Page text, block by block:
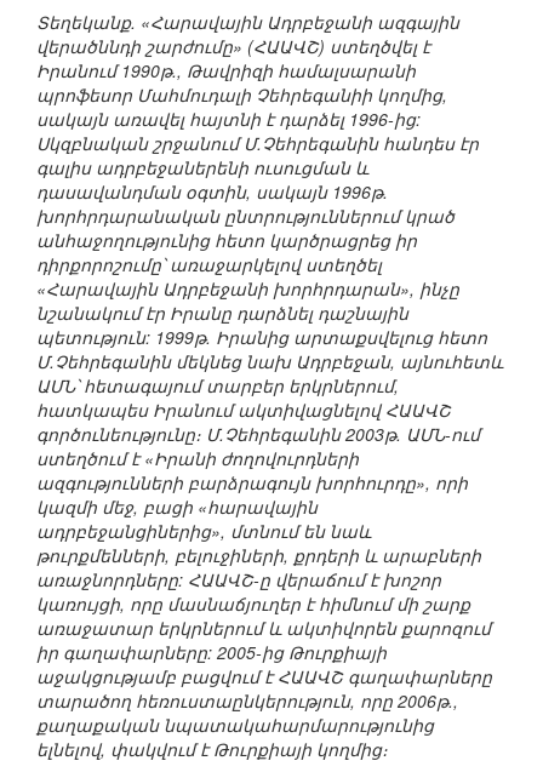
Տեղեկանք. «Հարավային Ադրբեջանի ազգային
վերածննդի շարժումը» (ՀԱԱՎՇ) ստեղծվել է
Իրանում 1990թ., Թավրիզի համալսարանի
պրոֆեսոր Մահմուդալի Չեհրեգանիի կողմից,
սակայն առավել հայտնի է դարձել 1996-ից:
Սկզբնական շրջանում Մ.Չեհրեգանին հանդես էր
գալիս ադրբեջաներենի ուսուցման և
դասավանդման օգտին, սակայն 1996թ.
խորհրդարանական ընտրություններում կրած
անհաջողությունից հետո կարծրացրեց իր
դիրքորոշումը՝ առաջարկելով ստեղծել
«Հարավային Ադրբեջանի խորհրդարան», ինչը
նշանակում էր Իրանը դարձնել դաշնային
պետություն: 1999թ. Իրանից արտաքսվելուց հետո
Մ.Չեհրեգանին մեկնեց նախ Ադրբեջան, այնուհետև
ԱՄՆ՝ հետագայում տարբեր երկրներում,
հատկապես Իրանում ակտիվացնելով ՀԱԱՎՇ
գործունեությունը։ Մ.Չեհրեգանին 2003թ. ԱՄՆ-ում
ստեղծում է «Իրանի ժողովուրդների
ազգությունների բարձրագույն խորհուրդը», որի
կազմի մեջ, բացի «հարավային
ադրբեջանցիներից», մտնում են նաև
թուրքմենների, բելուջիների, քրդերի և արաբների
առաջնորդները: ՀԱԱՎՇ-ը վերաճում է խոշոր
կառույցի, որը մասնաճյուղեր է հիմնում մի շարք
առաջատար երկրներում և ակտիվորեն քարոզում
իր գաղափարները: 2005-ից Թուրքիայի
աջակցությամբ բացվում է ՀԱԱՎՇ գաղափարները
տարածող հեռուստաընկերություն, որը 2006թ.,
քաղաքական նպատակահարմարությունից
ելնելով, փակվում է Թուրքիայի կողմից։